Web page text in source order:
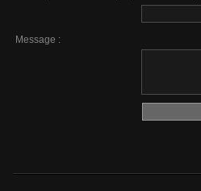
Message :